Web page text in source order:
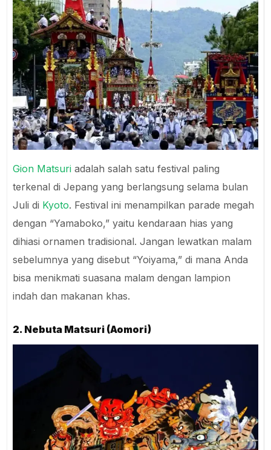
Gion Matsuri adalah salah satu festival paling
terkenal di Jepang yang berlangsung selama bulan
Juli di Kyoto. Festival ini menampilkan parade megah
dengan “Yamaboko,” yaitu kendaraan hias yang
dihiasi ornamen tradisional. Jangan lewatkan malam
sebelumnya yang disebut “Yoiyama,” di mana Anda
bisa menikmati suasana malam dengan lampion
indah dan makanan khas.
2. Nebuta Matsuri (Aomori)